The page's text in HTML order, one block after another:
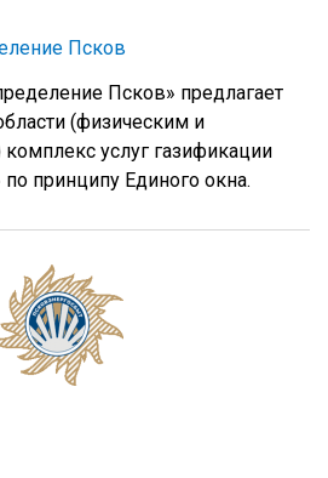
Псков
Псков» предлагает
(физическим и
услуг газификации
принципу Единого окна.